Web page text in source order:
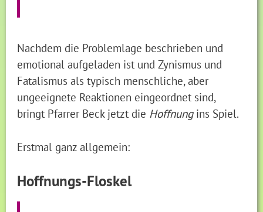
Nachdem die Problemlage beschrieben und
emotional aufgeladen ist und Zynismus und
Fatalismus als typisch menschliche, aber
ungeeignete Reaktionen eingeordnet sind,
bringt Pfarrer Beck jetzt die Hoffnung ins Spiel.
Erstmal ganz allgemein:
Hoffnungs-Floskel